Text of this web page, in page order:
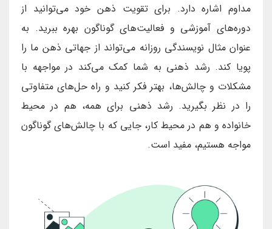
مداوم اشاره دارد. برای تقویت ذهن خود می‌توانید از
دوره‌های آموزشی و فعالیت‌های گوناگون بهره ببرید. به
عنوان مثال نویسندگی روزانه می‌تواند از جهاتی ذهن ما را
پویا کند. رشد ذهنی به شما کمک می‌کند در مواجهه با
مشکلات و چالش‌ها، بهتر فکر کنید و راه حل‌های متفاوتی
را در نظر بگیرید. رشد ذهنی برای همه، هم در محیط
خانواده و هم در محیط کار، جایی که با چالش‌های گوناگون
مواجه هستیم، مفید است.